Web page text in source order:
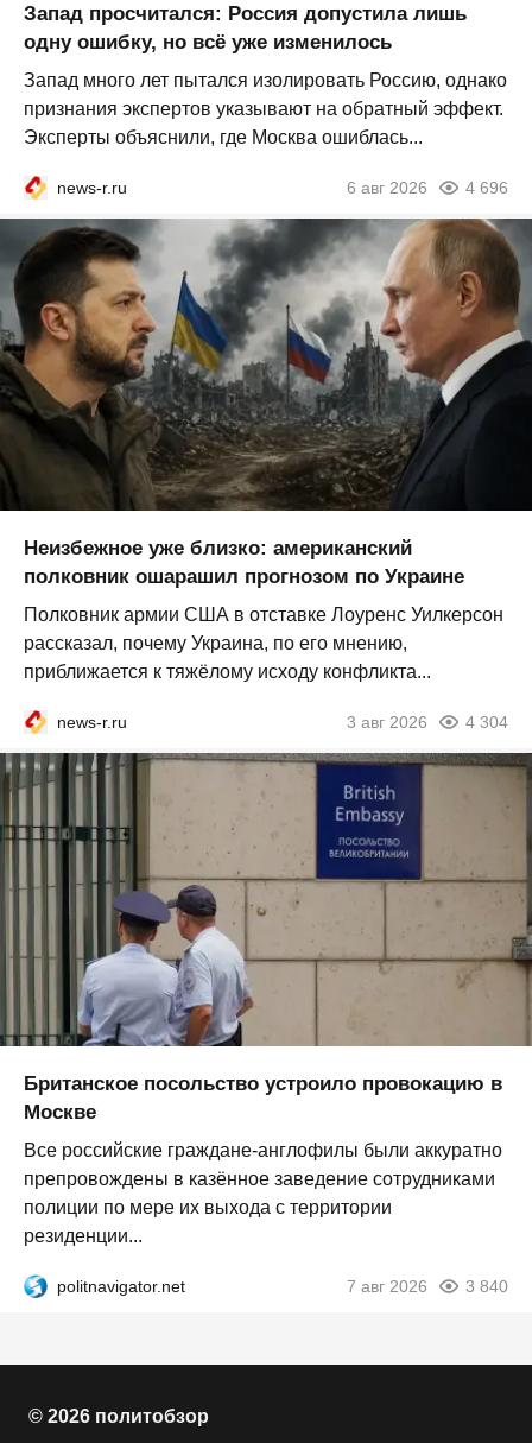
Запад просчитался: Россия допустила лишь
одну ошибку, но всё уже изменилось
Запад много лет пытался изолировать Россию, однако
признания экспертов указывают на обратный эффект.
Эксперты объяснили, где Москва ошиблась...
news-r.ru 6 авг 2026 4 696
Неизбежное уже близко: американский
полковник ошарашил прогнозом по Украине
Полковник армии США в отставке Лоуренс Уилкерсон
рассказал, почему Украина, по его мнению,
приближается к тяжёлому исходу конфликта...
news-r.ru 3 авг 2026 4 304
Британское посольство устроило провокацию в
Москве
Все российские граждане-англофилы были аккуратно
препровождены в казённое заведение сотрудниками
полиции по мере их выхода с территории
резиденции...
politnavigator.net 7 авг 2026 3 840
© 2026 политобзор